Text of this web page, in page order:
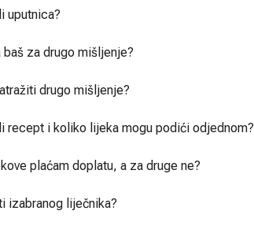
uputnica?
za drugo mišljenje?
drugo mišljenje?
recept i koliko lijeka mogu podići odjednom?
plaćam doplatu, a za druge ne?
izabranog liječnika?